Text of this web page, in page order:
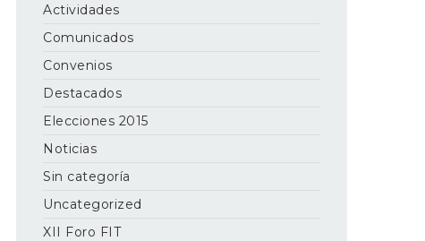
Actividades
Comunicados
Convenios
Destacados
Elecciones 2015
Noticias
Sin categoría
Uncategorized
XII Foro FIT